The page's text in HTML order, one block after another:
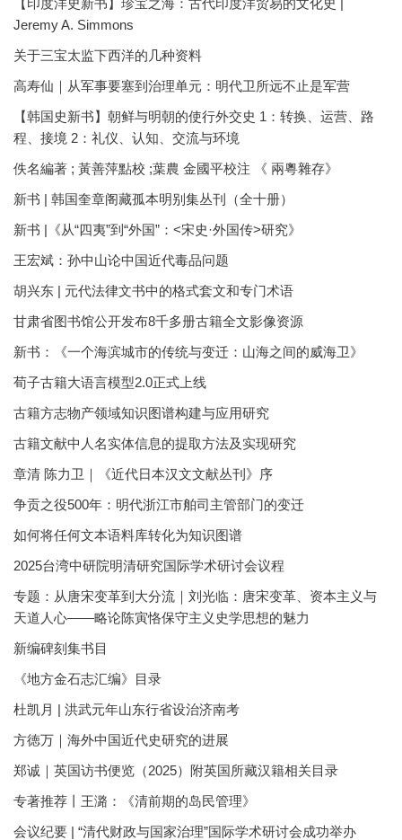
【印度洋史新书】珍宝之海：古代印度洋贸易的文化史 |
Jeremy A. Simmons
关于三宝太监下西洋的几种资料
高寿仙｜从军事要塞到治理单元：明代卫所远不止是军营
【韩国史新书】朝鲜与明朝的使行外交史 1：转换、运营、路
程、接境 2：礼仪、认知、交流与环境
佚名編著 ; 黃善萍點校 ;葉農 金國平校注 《 兩粵雜存》
新书 | 韩国奎章阁藏孤本明别集丛刊（全十册）
新书 |《从“四夷”到“外国”：<宋史·外国传>研究》
王宏斌：孙中山论中国近代毒品问题
胡兴东 | 元代法律文书中的格式套文和专门术语
甘肃省图书馆公开发布8千多册古籍全文影像资源
新书：《一个海滨城市的传统与变迁：山海之间的威海卫》
荀子古籍大语言模型2.0正式上线
古籍方志物产领域知识图谱构建与应用研究
古籍文献中人名实体信息的提取方法及实现研究
章清 陈力卫｜《近代日本汉文文献丛刊》序
争贡之役500年：明代浙江市舶司主管部门的变迁
如何将任何文本语料库转化为知识图谱
2025台湾中研院明清研究国际学术研讨会议程
专题：从唐宋变革到大分流｜刘光临：唐宋变革、资本主义与
天道人心——略论陈寅恪保守主义史学思想的魅力
新编碑刻集书目
《地方金石志汇编》目录
杜凯月 | 洪武元年山东行省设治济南考
方徳万｜海外中国近代史研究的进展
郑诚｜英国访书便览（2025）附英国所藏汉籍相关目录
专著推荐丨王潞：《清前期的岛民管理》
会议纪要 | “清代财政与国家治理”国际学术研讨会成功举办